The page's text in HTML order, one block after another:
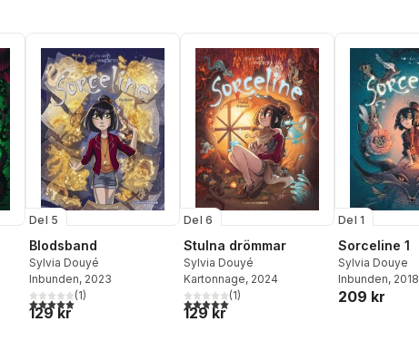
antal röster:
Del 5
Blodsband
Sylvia Douyé
Inbunden, 2023
5,0utav 5 stjärnor. Totalt antal röster:
(1)
129 kr
Del 6
Stulna drömmar
Sylvia Douyé
Kartonnage, 2024
5,0utav 5 stjärnor. Totalt antal röster:
(1)
129 kr
Del 1
Sorceline 1
Sylvia Douye
Inbunden, 2018
209 kr